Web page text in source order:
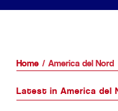
Home America del Nord
Latest in America del